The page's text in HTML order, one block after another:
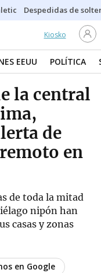
Despedidas de
Kiosko
EEUU POLÍTICA
la central
de
en
de toda la mitad
nipón han
casas y zonas
en Google